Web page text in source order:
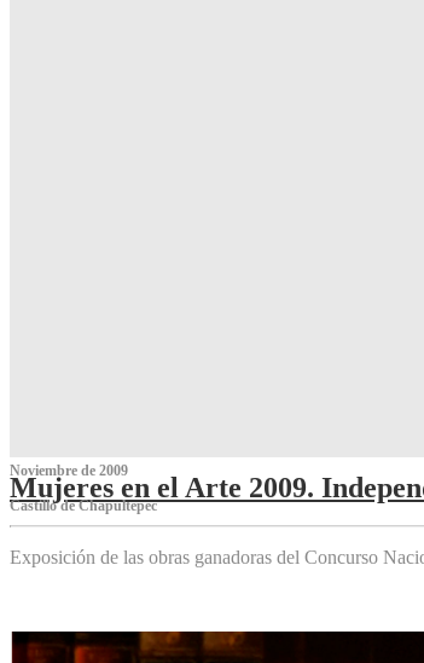
Noviembre de 2009
Mujeres en el Arte 2009.
Castillo de Chapultepec
Exposición de las obras ganadoras del Concurso